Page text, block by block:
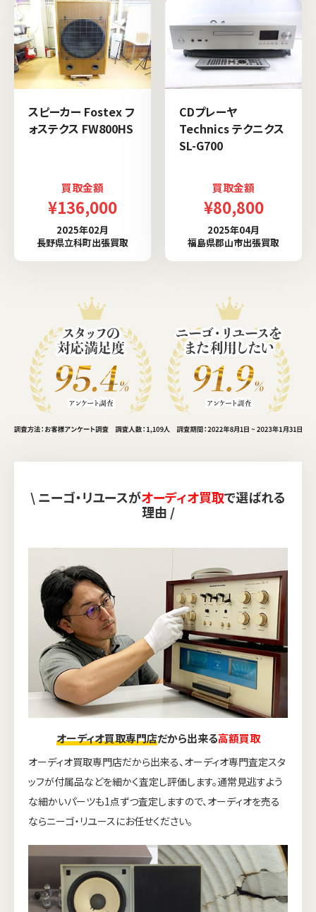
スピーカー Fostex フ
ォステクス FW800HS
買取金額
¥136,000
2025年02月
長野県立科町出張買取
CDプレーヤ
Technics テクニクス
SL-G700
買取金額
¥80,800
2025年04月
福島県郡山市出張買取
\ ニーゴ・リユースがオーディオ買取で選ばれる
理由 /
オーディオ買取専門店だから出来る高額買取
オーディオ買取専門店だから出来る、オーディオ専門査定スタ
ッフが付属品などを細かく査定し評価します。通常見逃すよう
な細かいパーツも1点ずつ査定しますので、オーディオを売る
ならニーゴ・リユースにお任せください。